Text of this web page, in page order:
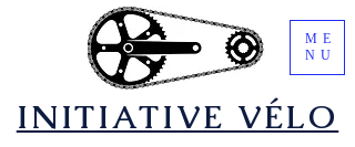
​INITIATIVE VÉLO
ME
NU